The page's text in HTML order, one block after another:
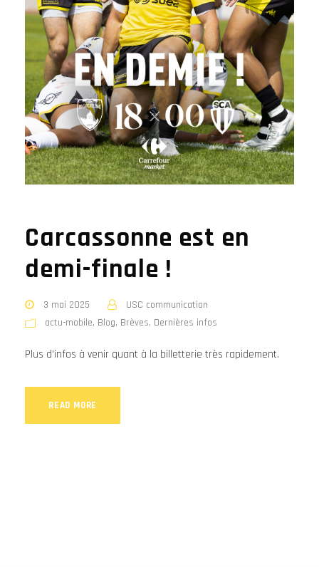
Carcassonne est en
demi-finale !
3 mai 2025
USC communication
actu-mobile, Blog, Brèves, Dernières infos
Plus d'infos à venir quant à la billetterie très rapidement.
READ MORE